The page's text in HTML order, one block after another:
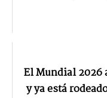
El Mundial 2026
y ya está